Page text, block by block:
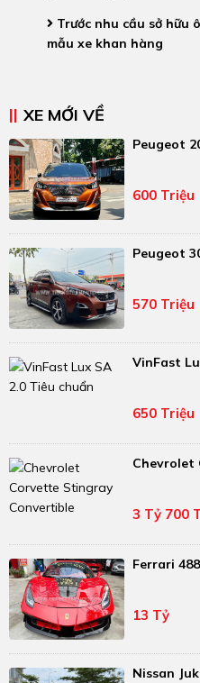
Trước nhu cầu sở
mẫu xe khan hàng
XE MỚI VỀ
Peugeot
600 Triệu
Peugeot
570 Triệu
VinFast
650 Triệu
Chevrolet
3 Tỷ 700
Ferrari
13 Tỷ
Nissan